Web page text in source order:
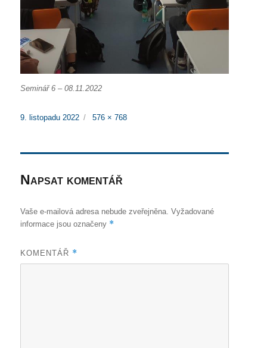
Seminář 6 – 08.11.2022
Publikováno:
9. listopadu 2022
Původní
576 × 768
Napsat komentář
Vaše e-mailová adresa nebude zveřejněna. Vyžadované
informace jsou označeny *
KOMENTÁŘ *